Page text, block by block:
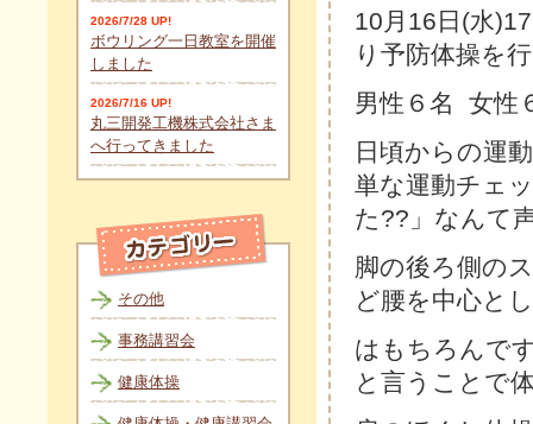
10月16日(水
り予防体操を
男性６名 女性
日頃からの運
単な運動チェ
た??」なんて
脚の後ろ側の
ど腰を中心と
はもちろんで
と言うことで
2026/7/28 UP!
ボウリング一日教室を開催
しました
2026/7/16 UP!
丸三開発工機株式会社さま
へ行ってきました
その他
事務講習会
健康体操